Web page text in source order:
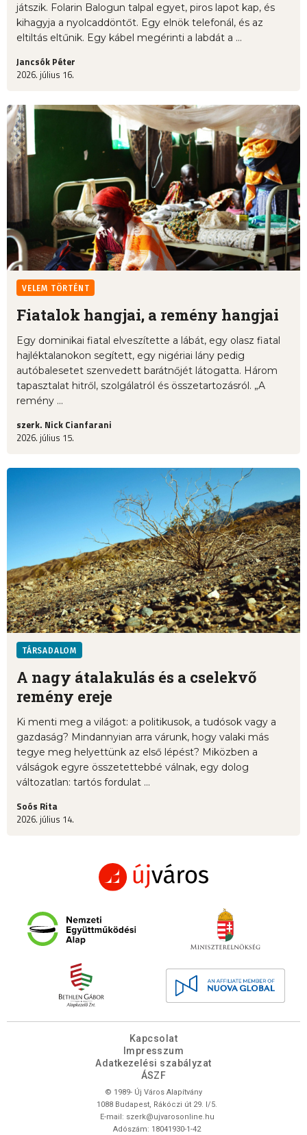
játszik. Folarin Balogun talpal egyet, piros lapot kap, és
kihagyja a nyolcaddöntőt. Egy elnök telefonál, és az
eltiltás eltűnik. Egy kábel megérinti a labdát a ...
Jancsók Péter
2026. július 16.
VELEM TÖRTÉNT
Fiatalok hangjai, a remény hangjai
Egy dominikai fiatal elveszítette a lábát, egy olasz fiatal
hajléktalanokon segített, egy nigériai lány pedig
autóbalesetet szenvedett barátnőjét látogatta. Három
tapasztalat hitről, szolgálatról és összetartozásról. „A
remény ...
szerk. Nick Cianfarani
2026. július 15.
TÁRSADALOM
A nagy átalakulás és a cselekvő
remény ereje
Ki menti meg a világot: a politikusok, a tudósok vagy a
gazdaság? Mindannyian arra várunk, hogy valaki más
tegye meg helyettünk az első lépést? Miközben a
válságok egyre összetettebbé válnak, egy dolog
változatlan: tartós fordulat ...
Soós Rita
2026. július 14.
Kapcsolat
Impresszum
Adatkezelési szabályzat
ÁSZF
© 1989- Új Város Alapítvány
1088 Budapest, Rákóczi út 29. I/5.
E-mail: szerk@ujvarosonline.hu
Adószám: 18041930-1-42